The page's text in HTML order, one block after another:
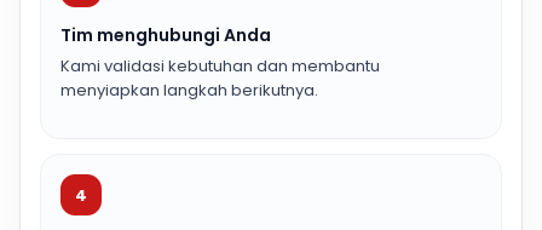
Tim menghubungi Anda
Kami validasi kebutuhan dan membantu
menyiapkan langkah berikutnya.
4